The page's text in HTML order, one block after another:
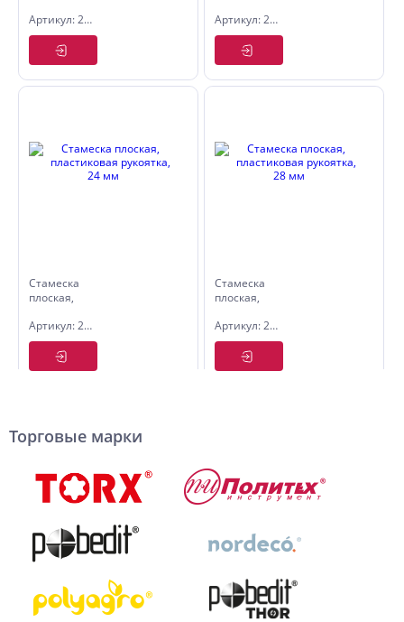
рукоятка,
18 мм
Артикул: 2525018
деревянная
рукоятка
24 мм
Артикул: 2523124
Стамеска
плоская,
рукоятка,
24 мм
Артикул: 2525024
Стамеска
плоская,
рукоятка,
28 мм
Артикул: 2525028
Торговые марки